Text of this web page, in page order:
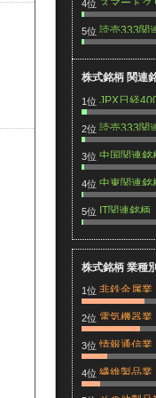
4位
ド関連銘柄
5位 読売333関
柄
株式銘柄 関連
1位 JPX日経
連銘柄
2位 読売333関
柄
3位 中国関連銘
4位 中東関連銘
5位 IT関連銘柄
株式銘柄 業種別
1位 非鉄金属業
2位 電気機器業
3位 情報通信業
4位 繊維製品業